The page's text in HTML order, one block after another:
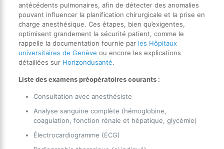
antécédents pulmonaires, afin de détecter des anomalies
pouvant influencer la planification chirurgicale et la prise en
charge anesthésique. Ces étapes, bien qu’exigentes,
optimisent grandement la sécurité patient, comme le
rappelle la documentation fournie par les Hôpitaux
universitaires de Genève ou encore les explications
détaillées sur Horizondusanté.
Liste des examens préopératoires courants :
Consultation avec anesthésiste
Analyse sanguine complète (hémoglobine,
coagulation, fonction rénale et hépatique, glycémie)
Électrocardiogramme (ECG)